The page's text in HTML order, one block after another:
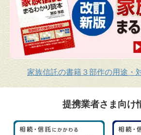
家族信託の書籍３部作の用途・
提携業者さま向け